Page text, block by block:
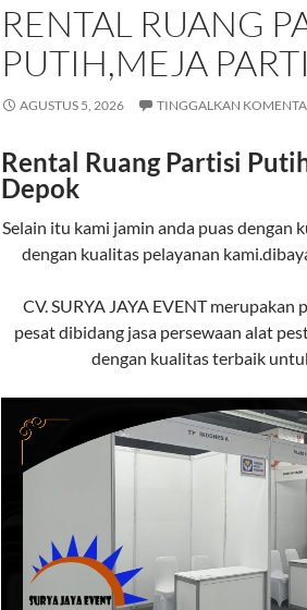
RENTAL RUANG
PUTIH,MEJA
AGUSTUS 5, 2026 TINGGALKAN
Rental Ruang Partisi
Depok
Selain itu kami jamin anda puas dengan
dengan kualitas pelayanan
CV. SURYA JAYA EVENT merupakan
pesat dibidang jasa persewaan alat
dengan kualitas terbaik